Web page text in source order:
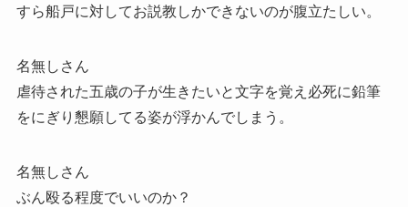
すら船戸に対してお説教しかできないのが腹立たしい。
名無しさん
虐待された五歳の子が生きたいと文字を覚え必死に鉛筆
をにぎり懇願してる姿が浮かんでしまう。
名無しさん
ぶん殴る程度でいいのか？